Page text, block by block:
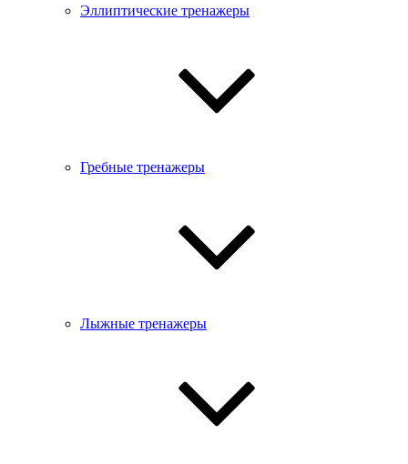
Эллиптические тренажеры
Гребные тренажеры
Лыжные тренажеры